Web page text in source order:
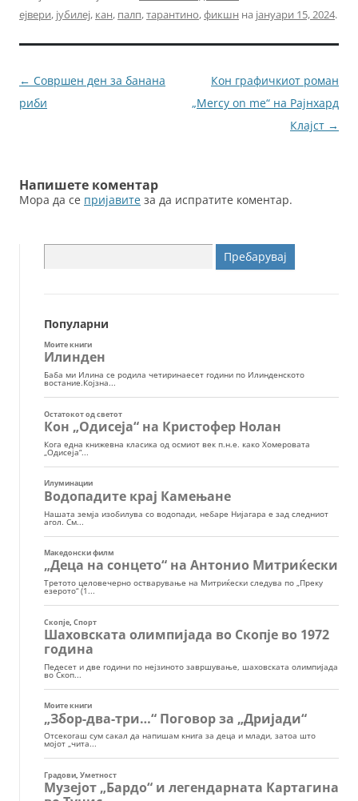
e
b
o
er l e
n
g
ејвери, јубилеј, кан, палп,тарантино,фикшн на јануари 15, 2024.
Навигација
за
← Совршен ден за банана
риби
Кон графичкиот роман
„Mercy on me“ на Рајнхард
Клајст →
Напишете коментар
Мора да се пријавите за да испратите коментар.
за:
Популарни